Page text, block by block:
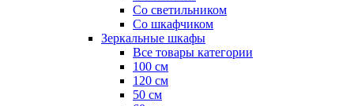
Со светильником
Со шкафчиком
Зеркальные шкафы
Все товары категории
100 см
120 см
50 см